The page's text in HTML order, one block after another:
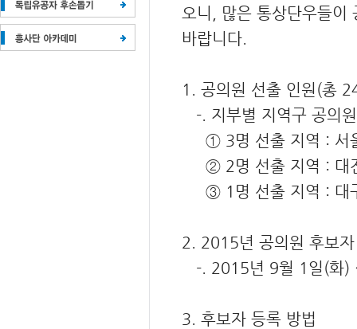
오니, 많은 통상단우들이
바랍니다.
1. 공의원 선출 인원(총
-. 지부별 지역구 공의
① 3명 선출 지역 : 서
② 2명 선출 지역 : 대
③ 1명 선출 지역 : 대구
2. 2015년 공의원 후보
-. 2015년 9월 1일(화)
3. 후보자 등록 방법